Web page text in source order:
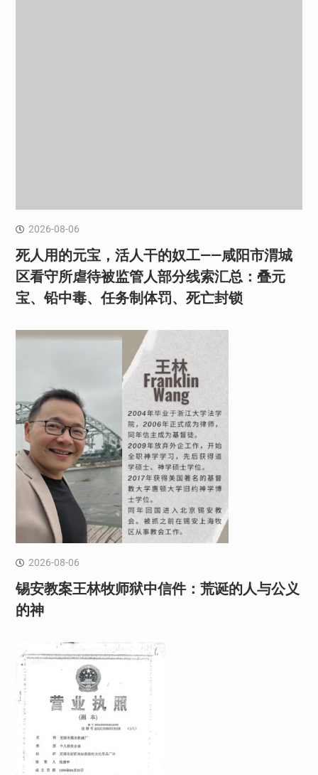
2026-08-06
死人用的元宝，活人干的奴工——咸阳市渭城
区看守所虐待被监管人部分线索汇总：叠元
宝、铅中毒、任务制体罚、死亡封锁
2026-08-06
锡安教案王林牧师狱中信件：荒诞的人与公义
的神